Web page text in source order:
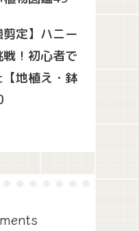
剪定】ハニー
！初心者で
地植え・鉢